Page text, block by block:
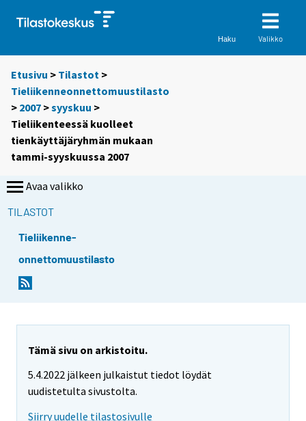
Haku Valikko
Etusivu > Tilastot >
Tieliikenneonnettomuustilasto
> 2007 >syyskuu >
Tieliikenteessä kuolleet
tienkäyttäjäryhmän mukaan
tammi-syyskuussa 2007
Avaa valikko
TILASTOT
Tieliikenne-
onnettomuustilasto
Tämä sivu on arkistoitu.
5.4.2022 jälkeen julkaistut tiedot löydät
uudistetulta sivustolta.
Siirry uudelle tilastosivulle